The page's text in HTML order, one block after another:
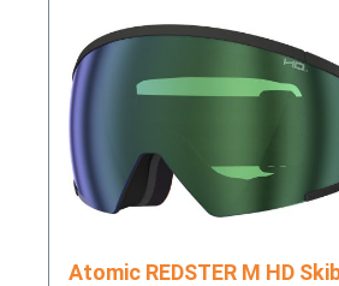
Atomic REDSTER M HD